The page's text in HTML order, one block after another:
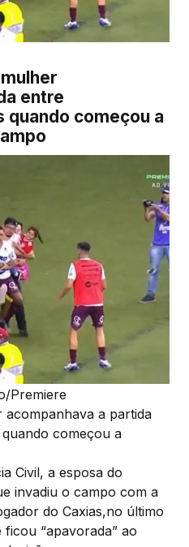
entre
quando começou a
Premiere
acompanhava a partida
começou a
Civil, a esposa do
invadiu o campo com a
do Caxias,no último
“apavorada” ao